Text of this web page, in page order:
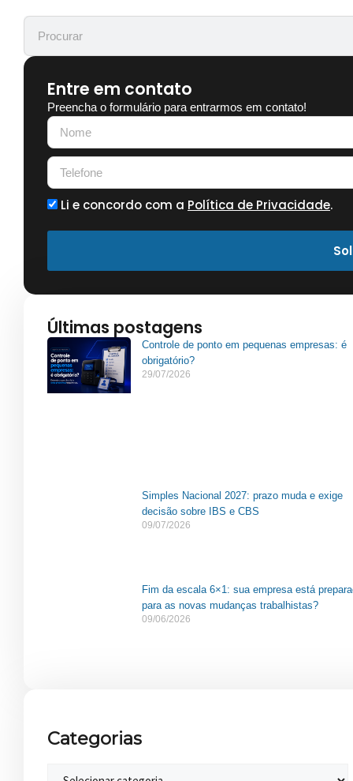
Entre em contato
Preencha o formulário para entrarmos em contato!
Li e concordo com a Política de Privacidade.
Últimas postagens
Controle de ponto em pequenas empresas: é
obrigatório?
29/07/2026
Simples Nacional 2027: prazo muda e exige
decisão sobre IBS e CBS
09/07/2026
Fim da escala 6×1: sua empresa está
para as novas mudanças trabalhistas?
09/06/2026
Categorias